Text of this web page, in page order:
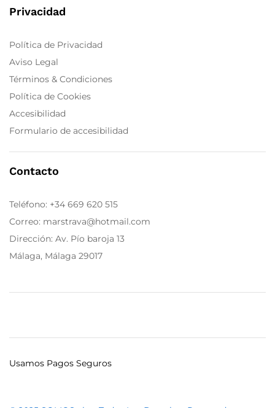
Privacidad
Política de Privacidad
Aviso Legal
Términos & Condiciones
Política de Cookies
Accesibilidad
Formulario de accesibilidad
Contacto
Teléfono: +34 669 620 515
Correo: marstrava@hotmail.com
Dirección: Av. Pío baroja 13
Málaga, Málaga 29017
Usamos Pagos Seguros